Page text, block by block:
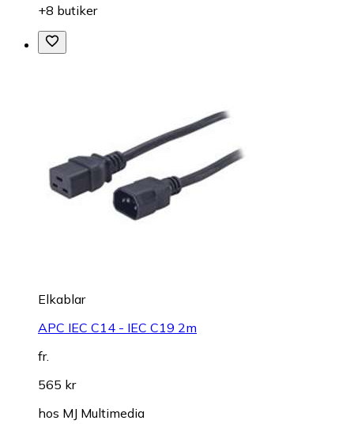
+8 butiker
Elkablar
APC IEC C14 - IEC C19 2m
fr.
565 kr
hos MJ Multimedia